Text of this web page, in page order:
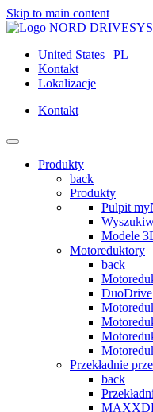
Skip to main content
United States | PL
Kontakt
Lokalizacje
Kontakt
Produkty
back
Produkty
Pulpit
Modele
Motoreduktory
back
DuoDrive
Przekładnie
back